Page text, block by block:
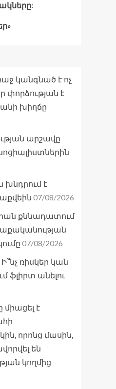
կանգնած է ոչ
փորձության է
խիղճը
արշավը
խնդրում է
07/08/2026
քննադատում
07/08/2026
ռիսկեր կան
ֆլիրտ անելու
է
որոնց մասին,
են
կողմից